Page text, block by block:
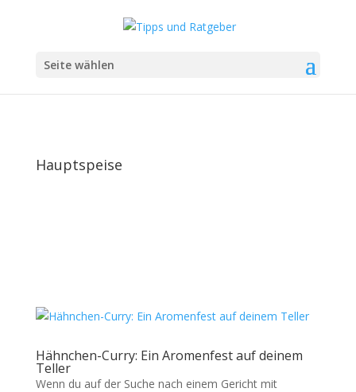
Seite wählen
Hauptspeise
Hähnchen-Curry: Ein Aromenfest auf deinem
Teller
Wenn du auf der Suche nach einem Gericht mit